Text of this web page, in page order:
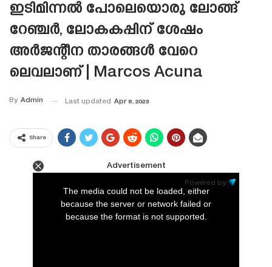
ഇടിമിന്നൽ പോലെയൊരു ലോങ്ങ്
റേഞ്ചർ, ലോകകപ്പിന് ശേഷം
അർജന്റീന താരങ്ങൾ വേറെ
ലെവലാണ് | Marcos Acuna
By Admin Last updated Apr 8, 2023
Share
Advertisement
Powered by:
The media could not be loaded, either
because the server or network failed or
because the format is not supported.